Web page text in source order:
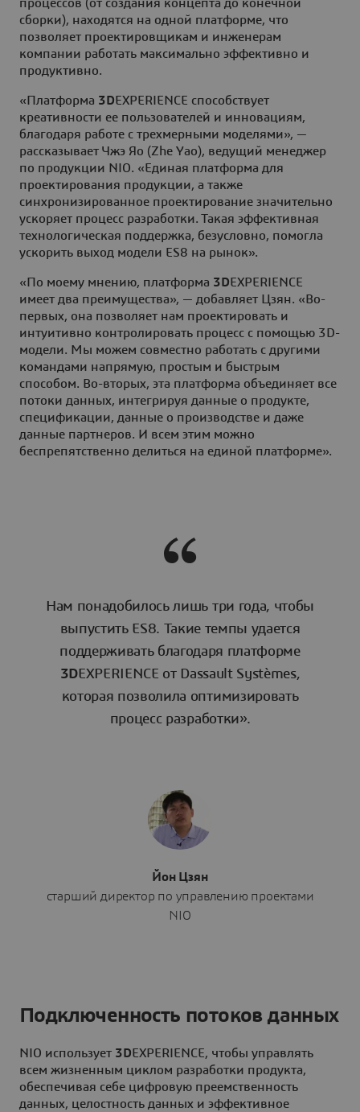
процессов (от создания концепта до конечной
сборки), находятся на одной платформе, что
позволяет проектировщикам и инженерам
компании работать максимально эффективно и
продуктивно.
«Платформа 3DEXPERIENCE способствует
креативности ее пользователей и инновациям,
благодаря работе с трехмерными моделями», —
рассказывает Чжэ Яо (Zhe Yao), ведущий менеджер
по продукции NIO. «Единая платформа для
проектирования продукции, а также
синхронизированное проектирование значительно
ускоряет процесс разработки. Такая эффективная
технологическая поддержка, безусловно, помогла
ускорить выход модели ES8 на рынок».
«По моему мнению, платформа 3DEXPERIENCE
имеет два преимущества», — добавляет Цзян. «Во-
первых, она позволяет нам проектировать и
интуитивно контролировать процесс с помощью 3D-
модели. Мы можем совместно работать с другими
командами напрямую, простым и быстрым
способом. Во-вторых, эта платформа объединяет все
потоки данных, интегрируя данные о продукте,
спецификации, данные о производстве и даже
данные партнеров. И всем этим можно
беспрепятственно делиться на единой платформе».
Нам понадобилось лишь три года, чтобы
выпустить ES8. Такие темпы удается
поддерживать благодаря платформе
3DEXPERIENCE от Dassault Systèmes,
которая позволила оптимизировать
процесс разработки».
Йон Цзян
старший директор по управлению проектами
NIO
Подключенность потоков данных
NIO использует 3DEXPERIENCE, чтобы управлять
всем жизненным циклом разработки продукта,
обеспечивая себе цифровую преемственность
данных, целостность данных и эффективное